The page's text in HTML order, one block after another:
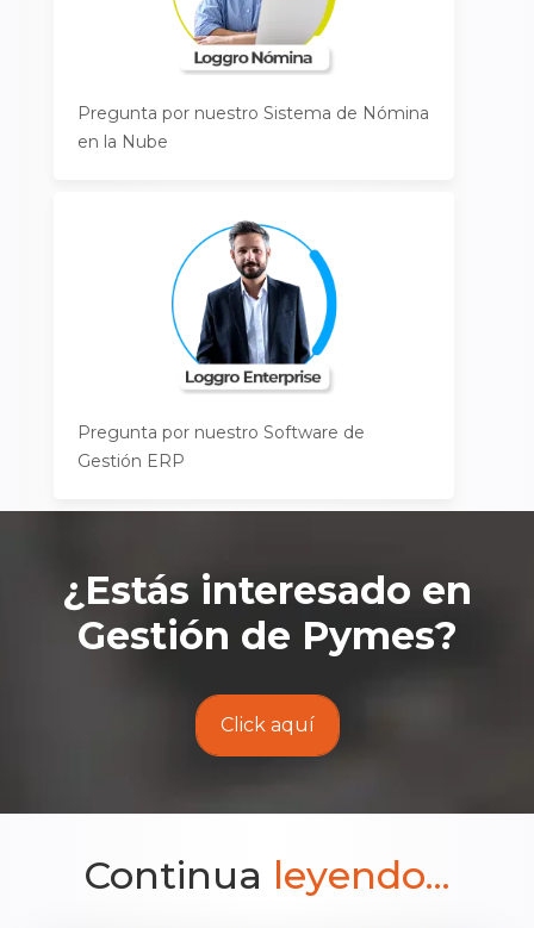
Pregunta por nuestro Sistema de Nómina
en la Nube
Pregunta por nuestro Software de
Gestión ERP
¿Estás interesado en
Gestión de Pymes?
Click aquí
Continua leyendo...